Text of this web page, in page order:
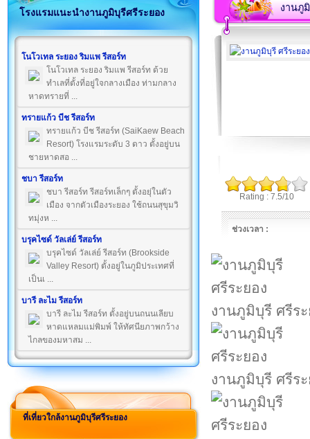
โรงแรมแนะนำงานภูมิบุรีศรีระยอง
โนโวเทล ระยอง ริมแพ รีสอร์ท
โนโวเทล ระยอง ริมแพ รีสอร์ท ด้วย
ทำเลที่ตั้งที่อยู่ใจกลางเมือง ท่ามกลาง
หาดทรายที่ ...
ทรายแก้ว บีช รีสอร์ท
ทรายแก้ว บีช รีสอร์ท (SaiKaew Beach
Resort) โรงแรมระดับ 3 ดาว ตั้งอยู่บน
ชายหาดสอ ...
ชบา รีสอร์ท
ชบา รีสอร์ท รีสอร์ทเล็กๆ ตั้งอยุ่ในตัว
เมือง จากตัวเมืองระยอง ใช้ถนนสุขุมวิ
ทมุ่งห ...
บรุคไซด์ วัลเล่ย์ รีสอร์ท
บรุคไซด์ วัลเล่ย์ รีสอร์ท (Brookside
Valley Resort) ตั้งอยู่ในภูมิประเทศที่
เป็นเ ...
บารี ละไม รีสอร์ท
บารี ละไม รีสอร์ท ตั้งอยู่บนถนนเลียบ
หาดแหลมแม่พิมพ์ ให้ทัศนียภาพกว้าง
ไกลของมหาสม ...
ที่เที่ยวใกล้งานภูมิบุรีศรีระยอง
งานภู
Rating : 7.5/10
ช่วงเวลา :
งานภูมิบุรี ศรีร
งานภูมิบุรี ศรีร